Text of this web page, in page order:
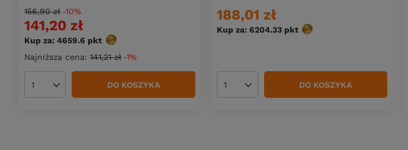
141,20 zł
Kup za: 4659.6 pkt punktów
Najniższa cena: 141,21 zł -1%
156,90 zł -10%
Ilość produktów DO KOSZYKA
188,01 zł
Kup za: 6204.33 pktpunktów
Ilość produktów DO KOSZYKA